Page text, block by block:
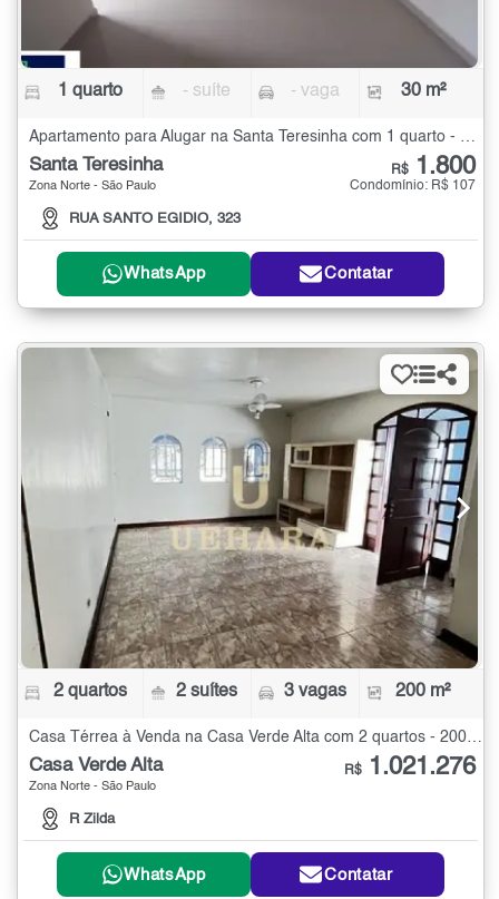
1 quarto - suíte - vaga 30 m²
Santa Teresinha
Zona Norte - São Paulo
RUA SANTO EGIDIO, 323
R$ 1.800
Condomínio: R$ 107
WhatsApp Contatar
2 quartos 2 suítes 3 vagas 200 m²
Casa Verde Alta
Zona Norte - São Paulo
R Zilda
R$ 1.021.276
WhatsApp Contatar